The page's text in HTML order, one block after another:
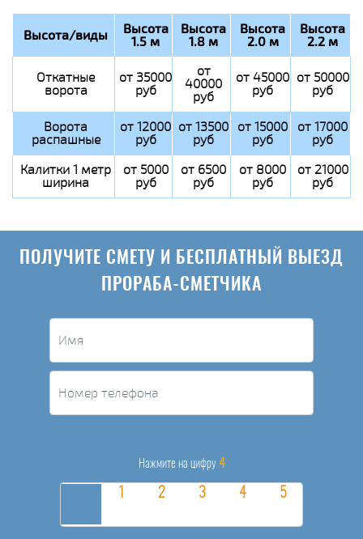
Высота/виды Высота
1.5 м
Высота
1.8 м
Высота
2.0 м
Высота
2.2 м
Откатные
ворота
от 35000
руб
от
40000
руб
от 45000
руб
от 50000
руб
Ворота
распашные
от 12000
руб
от 13500
руб
от 15000
руб
от 17000
руб
Калитки 1 метр
ширина
от 5000
руб
от 6500
руб
от 8000
руб
от 21000
руб
ПОЛУЧИТЕ СМЕТУ И БЕСПЛАТНЫЙ ВЫЕЗД
ПРОРАБА-СМЕТЧИКА
Нажмите на цифру 4